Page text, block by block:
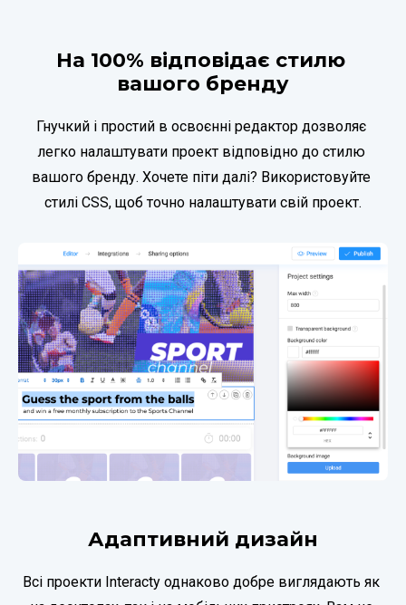
На 100% відповідає стилю
вашого бренду
Гнучкий і простий в освоєнні редактор дозволяє
легко налаштувати проект відповідно до стилю
вашого бренду. Хочете піти далі? Використовуйте
стилі CSS, щоб точно налаштувати свій проект.
Адаптивний дизайн
Всі проекти Interaсty однаково добре виглядають як